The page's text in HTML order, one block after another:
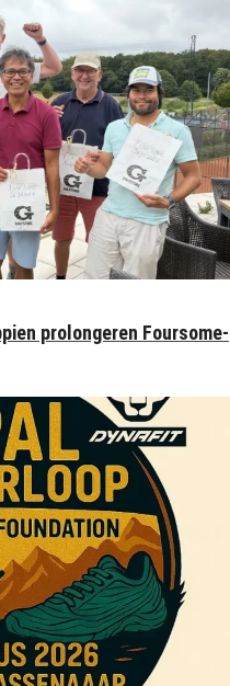
prolongeren Foursome-